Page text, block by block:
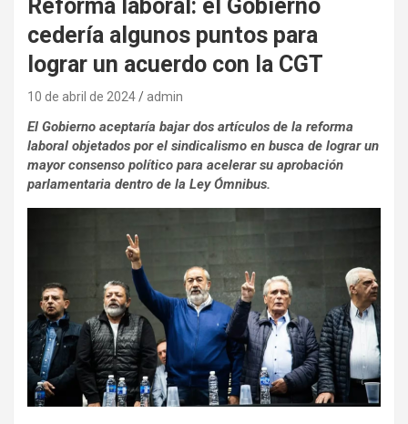
Reforma laboral: el Gobierno
cedería algunos puntos para
lograr un acuerdo con la CGT
10 de abril de 2024 admin
El Gobierno aceptaría bajar dos artículos de la reforma
laboral objetados por el sindicalismo en busca de lograr un
mayor consenso político para acelerar su aprobación
parlamentaria dentro de la Ley Ómnibus.